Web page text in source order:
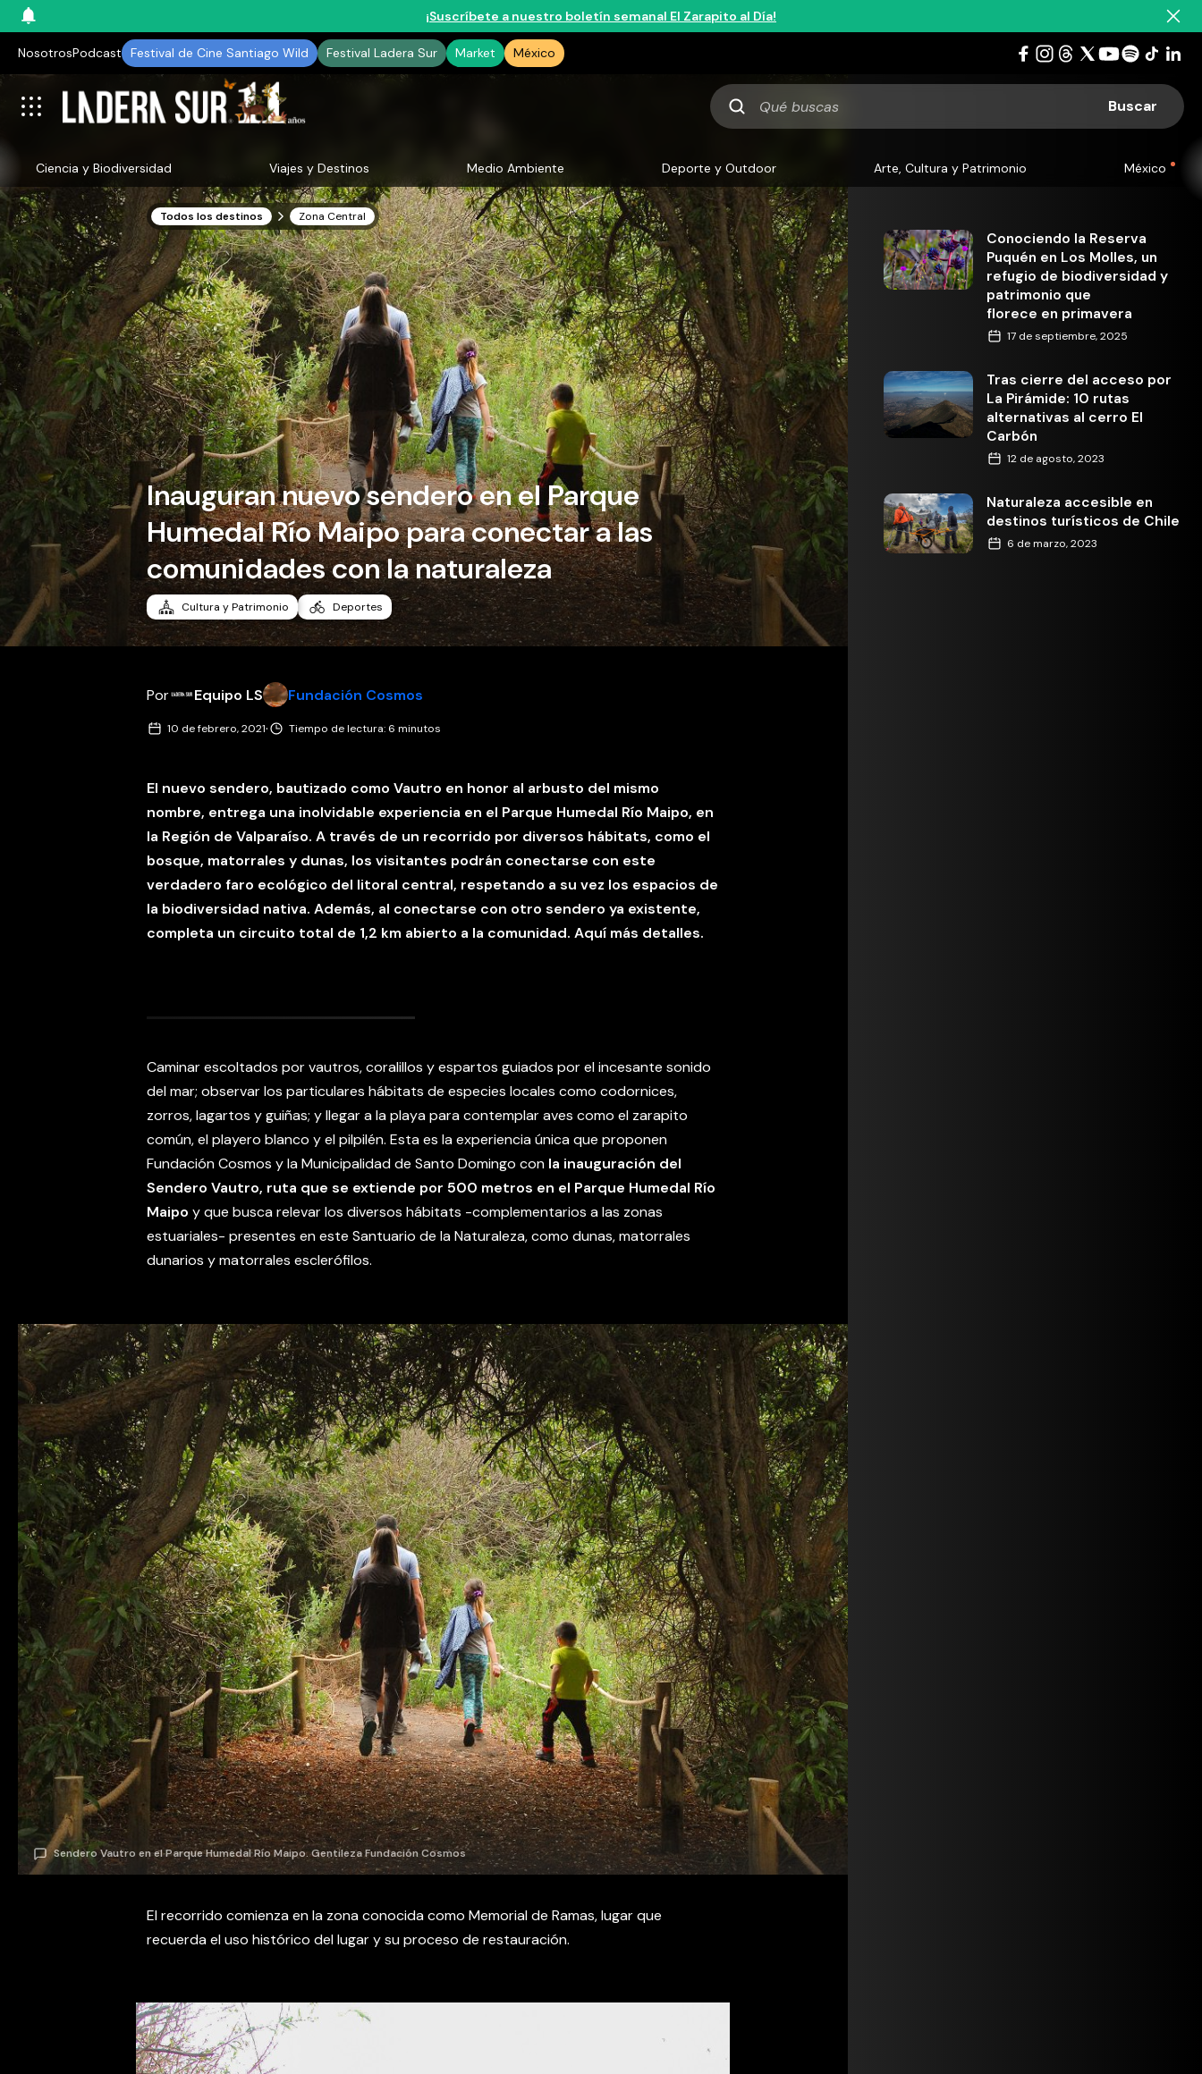
¡Suscríbete a nuestro boletín semanal El Zarapito al Día!
NosotrosPodcast Festival de Cine Santiago Wild Festival Ladera Sur Market México
Qué
buscas
Ciencia y Biodiversidad Viajes y Destinos Medio Ambiente Deporte y Outdoor Arte, Cultura y Patrimonio México
Todos los destinos Zona Central
Inauguran nuevo sendero en el Parque
Humedal Río Maipo para conectar a las
comunidades con la naturaleza
Cultura y Patrimonio Deportes
Por Equipo LS Fundación Cosmos
10 de febrero, 2021· Tiempo de lectura: 6 minutos
El nuevo sendero, bautizado como Vautro en honor al arbusto del mismo
nombre, entrega una inolvidable experiencia en el Parque Humedal Río Maipo, en
la Región de Valparaíso. A través de un recorrido por diversos hábitats, como el
bosque, matorrales y dunas, los visitantes podrán conectarse con este
verdadero faro ecológico del litoral central, respetando a su vez los espacios de
la biodiversidad nativa. Además, al conectarse con otro sendero ya existente,
completa un circuito total de 1,2 km abierto a la comunidad. Aquí más detalles.
Caminar escoltados por vautros, coralillos y espartos guiados por el incesante sonido
del mar; observar los particulares hábitats de especies locales como codornices,
zorros, lagartos y guiñas; y llegar a la playa para contemplar aves como el zarapito
común, el playero blanco y el pilpilén. Esta es la experiencia única que proponen
Fundación Cosmos y la Municipalidad de Santo Domingo con la inauguración del
Sendero Vautro, ruta que se extiende por 500 metros en el Parque Humedal Río
Maipo y que busca relevar los diversos hábitats -complementarios a las zonas
estuariales- presentes en este Santuario de la Naturaleza, como dunas, matorrales
dunarios y matorrales esclerófilos.
Sendero Vautro en el Parque Humedal Río Maipo. Gentileza Fundación Cosmos
El recorrido comienza en la zona conocida como Memorial de Ramas, lugar que
recuerda el uso histórico del lugar y su proceso de restauración.
Conociendo la Reserva
Puquén en Los Molles, un
refugio de biodiversidad y
patrimonio que
florece en primavera
17 de septiembre, 2025
Tras cierre del acceso por
La Pirámide: 10 rutas
alternativas al cerro El
Carbón
12 de agosto, 2023
Naturaleza accesible en
destinos turísticos de Chile
6 de marzo, 2023